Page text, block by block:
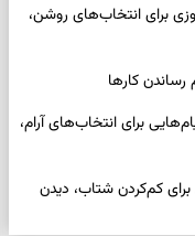
امروز یکشنبه ۱۸ مرداد ۱۴۰۵ | روزی برای انتخاب‌های روشن،
امروز یکشنبه ۱۸ مرداد ۱۴۰۵ | پیام‌هایی برای انتخاب‌های آرام،
یکشنبه ۱۸ مرداد ۱۴۰۵ | روزی برای کم‌کردن شتاب، دیدن